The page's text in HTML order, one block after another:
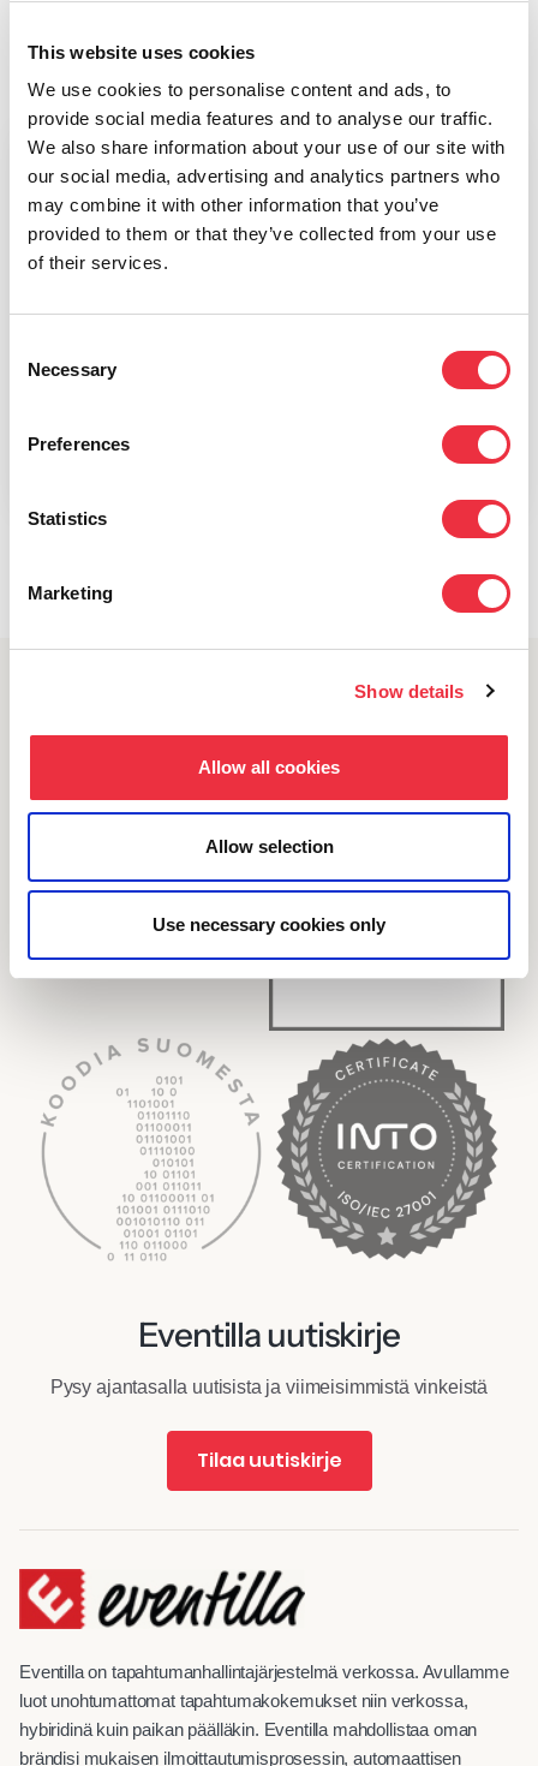
This website uses cookies
We use cookies to personalise content and ads, to
provide social media features and to analyse our traffic.
We also share information about your use of our site with
our social media, advertising and analytics partners who
may combine it with other information that you’ve
provided to them or that they’ve collected from your use
of their services.
Selection
Necessary
Preferences
Statistics
Marketing
Show details
Allow all cookies
Allow selection
Use necessary cookies only
Haluatko kuulla meistä lisää?
Ota yhteyttä, niin palaamme pian asiaan.
Eventilla uutiskirje
Pysy ajantasalla uutisista ja viimeisimmistä vinkeistä
Tilaa uutiskirje
Eventilla on tapahtumanhallintajärjestelmä verkossa. Avullamme
luot unohtumattomat tapahtumakokemukset niin verkossa,
hybiridinä kuin paikan päälläkin. Eventilla mahdollistaa oman
brändisi mukaisen ilmoittautumisprosessin, automaattisen